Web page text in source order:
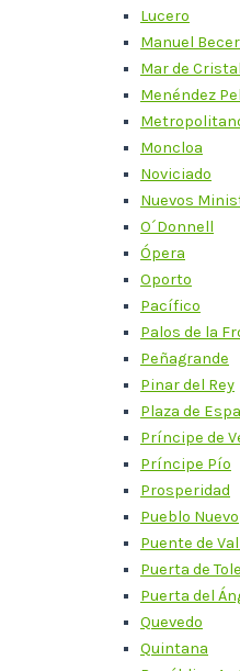
Lucero
Manuel
Mar de Cristal
Menéndez
Moncloa
Noviciado
Nuevos
O´Donnell
Ópera
Oporto
Pacífico
Palos de la
Peñagrande
Pinar del Rey
Plaza de
Príncipe de
Príncipe Pío
Prosperidad
Pueblo Nuevo
Puente de
Puerta de
Puerta del
Quevedo
Quintana